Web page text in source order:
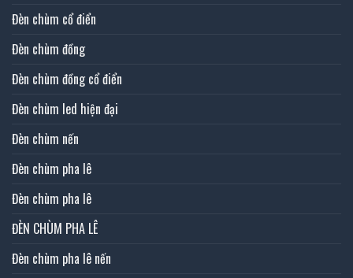
Đèn chùm cổ điển
Đèn chùm đồng
Đèn chùm đồng cổ điển
Đèn chùm led hiện đại
Đèn chùm nến
Đèn chùm pha lê
Đèn chùm pha lê
ĐÈN CHÙM PHA LÊ
Đèn chùm pha lê nến